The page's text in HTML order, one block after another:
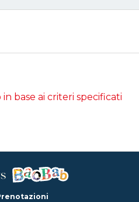
base ai criteri specificati